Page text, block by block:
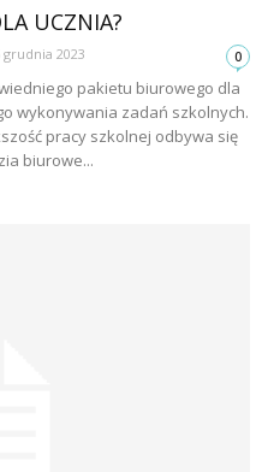
UCZNIA?
grudnia 2023 0
pakietu biurowego dla
wykonywania zadań szkolnych.
pracy szkolnej odbywa się
biurowe...